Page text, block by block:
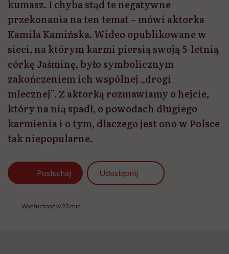
kumasz. I chyba stąd te negatywne
przekonania na ten temat – mówi aktorka
Kamila Kamińska. Wideo opublikowane w
sieci, na którym karmi piersią swoją 5-letnią
córkę Jaśminę, było symbolicznym
zakończeniem ich wspólnej „drogi
mlecznej”. Z aktorką rozmawiamy o hejcie,
który na nią spadł, o powodach długiego
karmienia i o tym, dlaczego jest ono w Polsce
tak niepopularne.
Posłuchaj Udostępnij
Wysłuchasz w 23 min